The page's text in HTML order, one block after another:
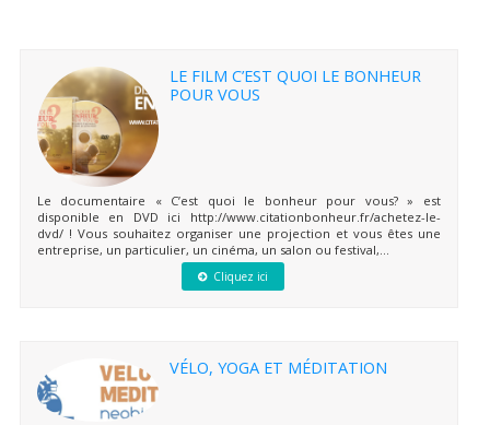
LE FILM C’EST QUOI LE BONHEUR
POUR VOUS
Le documentaire « C’est quoi le bonheur pour vous? » est
disponible en DVD ici http://www.citationbonheur.fr/achetez-le-
dvd/ ! Vous souhaitez organiser une projection et vous êtes une
entreprise, un particulier, un cinéma, un salon ou festival,...
Cliquez ici
VÉLO, YOGA ET MÉDITATION